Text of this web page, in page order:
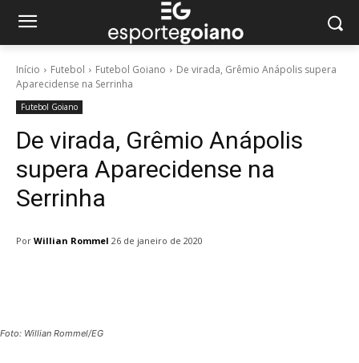
Início Futebol Futebol Goiano
De virada, Grêmio Anápolis supera
Aparecidense na Serrinha
Futebol Goiano
De virada, Grêmio Anápolis
supera Aparecidense na
Serrinha
Por Willian Rommel 26 de janeiro de 2020
Foto: Willian Rommel/EG